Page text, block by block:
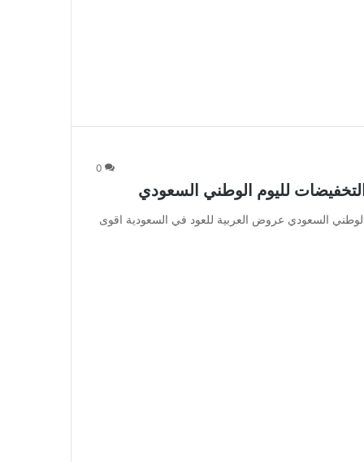
0
لليوم الوطني السعودي
السعودي عروض العربية للعود في السعودية اقوى